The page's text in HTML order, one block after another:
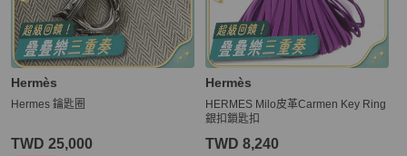
Hermès
Hermes 鑰匙圈
TWD 25,000
Hermès
HERMES Milo皮革Carmen Key Ring
銀扣鎖匙扣
TWD 8,240